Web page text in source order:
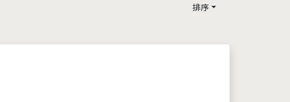
排序